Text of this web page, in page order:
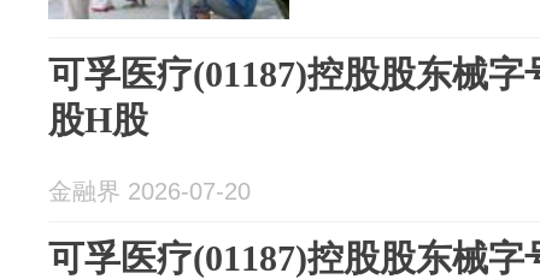
可孚医疗(01187)控股股东械字
股H股
金融界 2026-07-20
可孚医疗(01187)控股股东械字